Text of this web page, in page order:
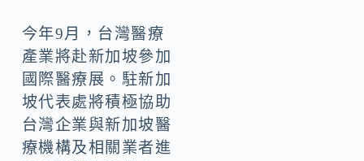
今年9月，台灣醫療
產業將赴新加坡參加
國際醫療展。駐新加
坡代表處將積極協助
台灣企業與新加坡醫
療機構及相關業者進